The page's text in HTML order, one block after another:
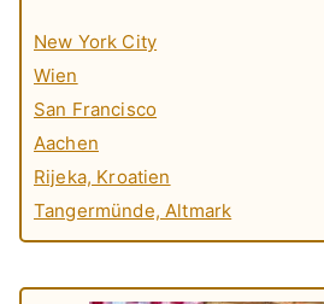
New York City
Wien
San Francisco
Aachen
Rijeka, Kroatien
Tangermünde, Altmark